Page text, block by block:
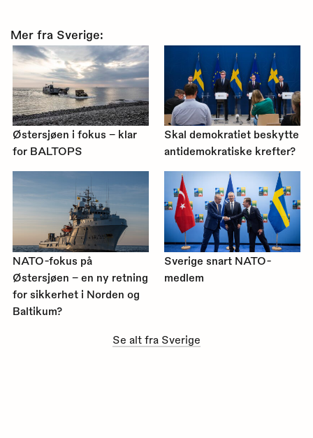
Mer fra Sverige:
Østersjøen i fokus – klar
for BALTOPS
Skal demokratiet beskytte
antidemokratiske krefter?
NATO-fokus på
Østersjøen – en ny retning
for sikkerhet i Norden og
Baltikum?
Sverige snart NATO-
medlem
Se alt fra Sverige